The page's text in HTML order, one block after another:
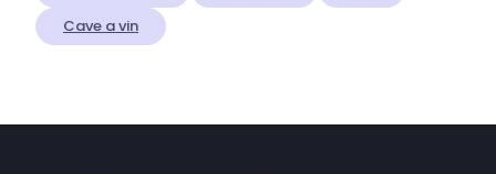
Cave a vin